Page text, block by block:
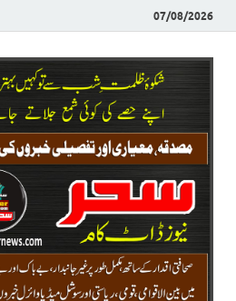
07/08/2026